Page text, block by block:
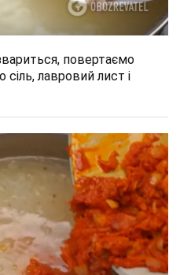
повертаємо
лавровий лист і